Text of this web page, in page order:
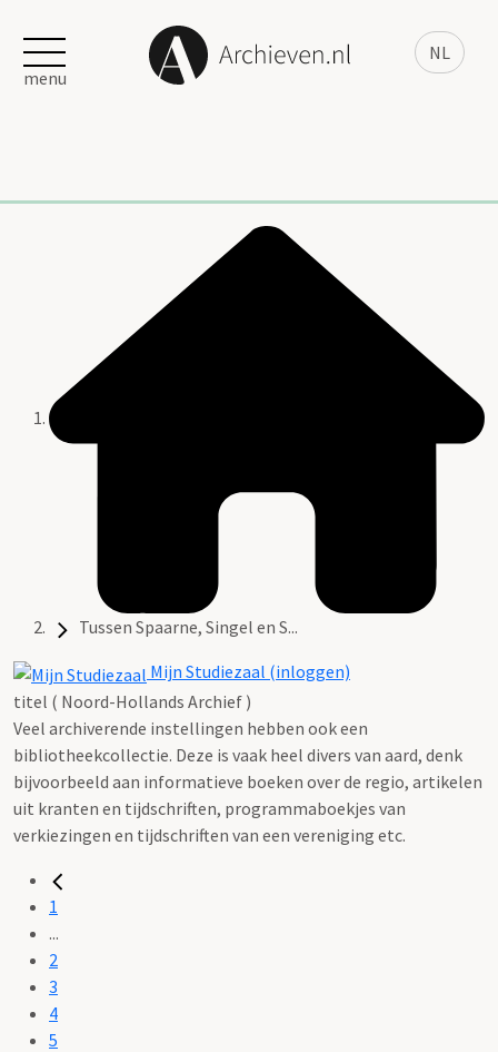
NL
menu
Tussen Spaarne, Singel en S...
Mijn Studiezaal (inloggen)
titel ( Noord-Hollands Archief )
Veel archiverende instellingen hebben ook een
bibliotheekcollectie. Deze is vaak heel divers van aard, denk
bijvoorbeeld aan informatieve boeken over de regio, artikelen
uit kranten en tijdschriften, programmaboekjes van
verkiezingen en tijdschriften van een vereniging etc.
1
...
2
3
4
5